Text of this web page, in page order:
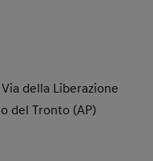
della Liberazione
del Tronto (AP)